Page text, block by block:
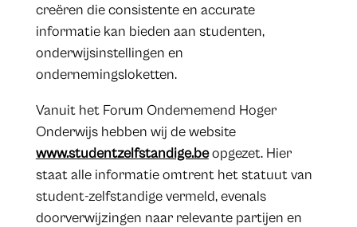
creëren die consistente en accurate
informatie kan bieden aan studenten,
onderwijsinstellingen en
ondernemingsloketten.
Vanuit het Forum Ondernemend Hoger
Onderwijs hebben wij de website
www.studentzelfstandige.beopgezet. Hier
staat alle informatie omtrent het statuut van
student-zelfstandige vermeld, evenals
doorverwijzingen naar relevante partijen en